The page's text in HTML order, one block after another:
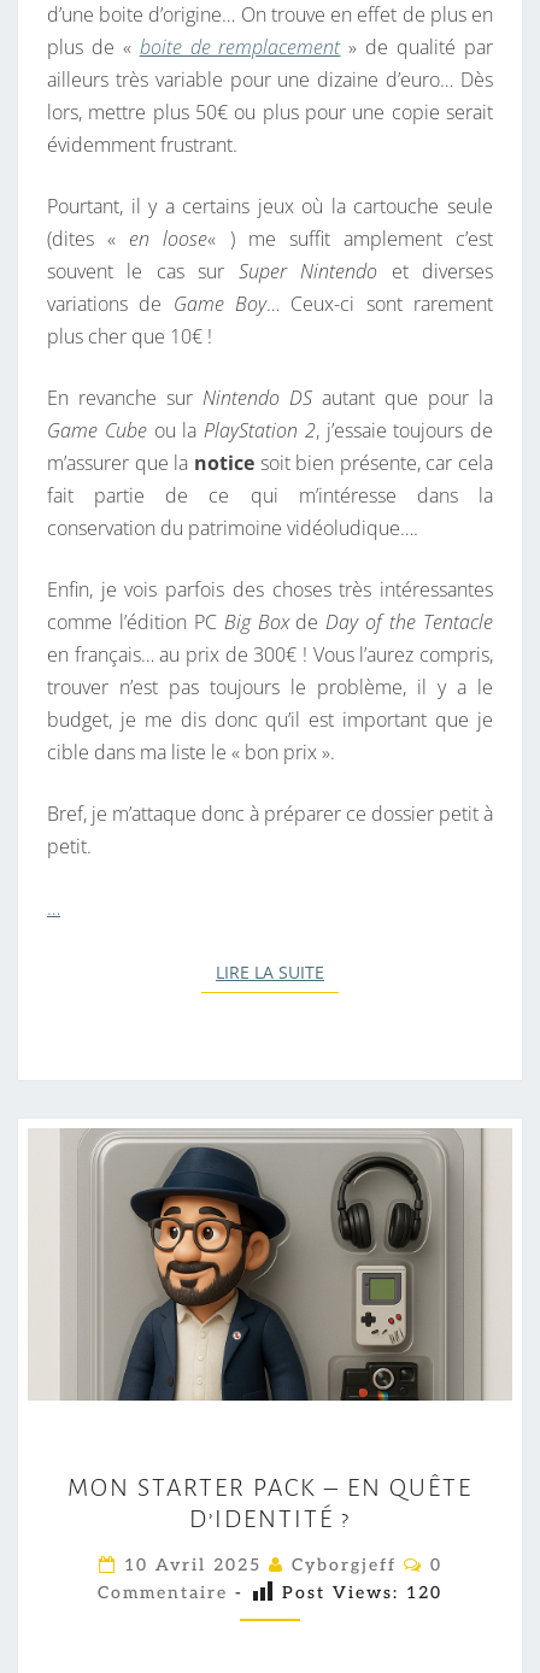
d’une boite d’origine… On trouve en effet de plus en
plus de « boite de remplacement» de qualité par
ailleurs très variable pour une dizaine d’euro… Dès
lors, mettre plus 50€ ou plus pour une copie serait
évidemment frustrant.
Pourtant, il y a certains jeux où la cartouche seule
(dites « en loose« ) me suffit amplement c’est
souvent le cas sur Super Nintendo et diverses
variations de Game Boy… Ceux-ci sont rarement
plus cher que 10€ !
En revanche sur Nintendo DS autant que pour la
Game Cubeou la PlayStation 2, j’essaie toujours de
m’assurer que la noticesoit bien présente, car cela
fait partie de ce qui m’intéresse dans la
conservation du patrimoine vidéoludique….
Enfin, je vois parfois des choses très intéressantes
comme l’édition PC Big BoxdeDay of the Tentacle
en français… au prix de 300€ ! Vous l’aurez compris,
trouver n’est pas toujours le problème, il y a le
budget, je me dis donc qu’il est important que je
cible dans ma liste le « bon prix ».
Bref, je m’attaque donc à préparer ce dossier petit à
petit.
…
LIRE LA SUITE
O
N
S
A
MON STARTER PACK – EN QUÊTE
D’IDENTITÉ ?
10 Avril 2025 Cyborgjeff
C
M
0
Commentaire - Post Views: 120